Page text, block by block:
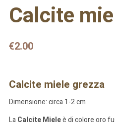
Calcite
€2.00
Calcite miele grezza
Dimensione: circa 1-2 cm
LaCalcite Mieleè di colore oro